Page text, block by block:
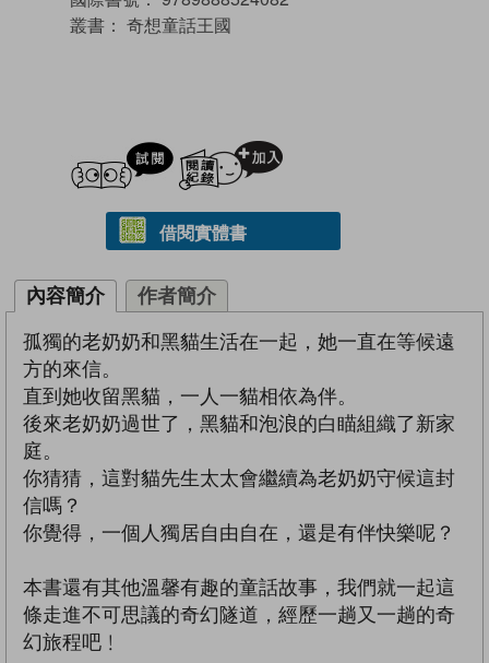
叢書： 奇想童話王國
試閲
借閱實體書
內容簡介 作者簡介
孤獨的老奶奶和黑貓生活在一起，她一直在等候遠
方的來信。
直到她收留黑貓，一人一貓相依為伴。
後來老奶奶過世了，黑貓和泡浪的白瞄組織了新家
庭。
你猜猜，這對貓先生太太會繼續為老奶奶守候這封
信嗎？
你覺得，一個人獨居自由自在，還是有伴快樂呢？
本書還有其他溫馨有趣的童話故事，我們就一起這
條走進不可思議的奇幻隧道，經歷一趟又一趟的奇
幻旅程吧﹗